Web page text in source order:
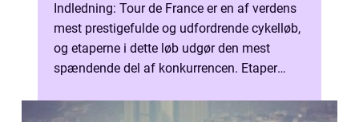
Indledning: Tour de France er en af verdens
mest prestigefulde og udfordrende cykelløb,
og etaperne i dette løb udgør den mest
spændende del af konkurrencen. Etaper